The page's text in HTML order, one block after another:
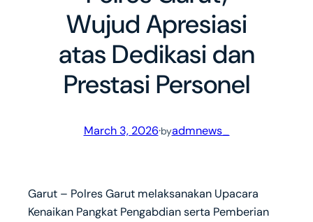
Wujud Apresiasi
atas Dedikasi dan
Prestasi Personel
March 3, 2026·byadmnews_
Garut – Polres Garut melaksanakan Upacara
Kenaikan Pangkat Pengabdian serta Pemberian